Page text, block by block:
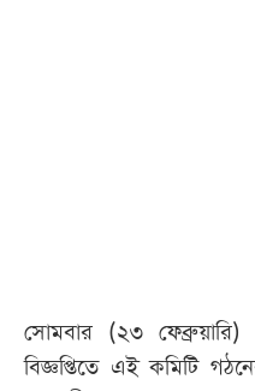
সোমবার (২৩
বিজ্ঞপ্তিতে এই কমিটি